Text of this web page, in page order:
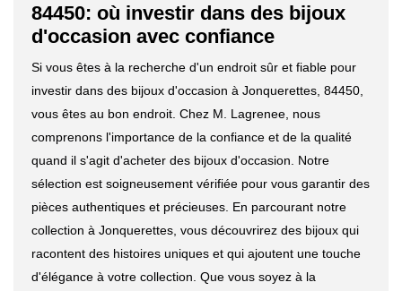
84450: où investir dans des bijoux
d'occasion avec confiance
Si vous êtes à la recherche d'un endroit sûr et fiable pour
investir dans des bijoux d'occasion à Jonquerettes, 84450,
vous êtes au bon endroit. Chez M. Lagrenee, nous
comprenons l'importance de la confiance et de la qualité
quand il s'agit d'acheter des bijoux d'occasion. Notre
sélection est soigneusement vérifiée pour vous garantir des
pièces authentiques et précieuses. En parcourant notre
collection à Jonquerettes, vous découvrirez des bijoux qui
racontent des histoires uniques et qui ajoutent une touche
d'élégance à votre collection. Que vous soyez à la